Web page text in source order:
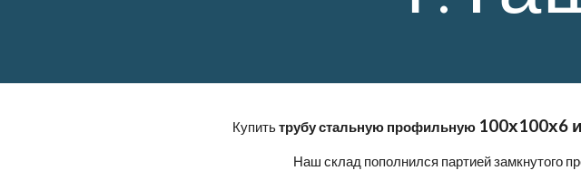
Купитьтрубу стальную профильную 100х100х6
Наш склад пополнился партией замкнутого